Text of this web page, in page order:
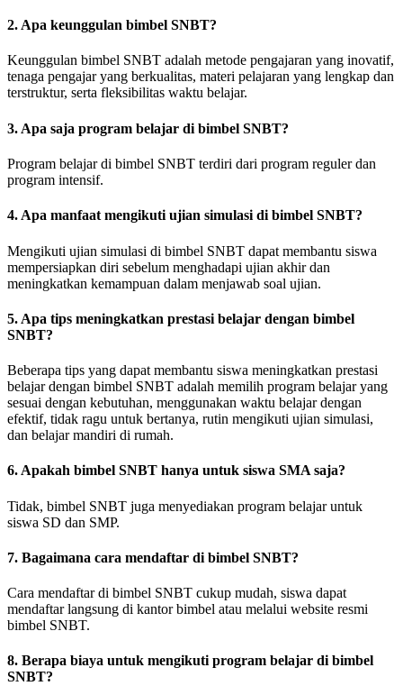
2. Apa keunggulan bimbel SNBT?
Keunggulan bimbel SNBT adalah metode pengajaran yang inovatif,
tenaga pengajar yang berkualitas, materi pelajaran yang lengkap dan
terstruktur, serta fleksibilitas waktu belajar.
3. Apa saja program belajar di bimbel SNBT?
Program belajar di bimbel SNBT terdiri dari program reguler dan
program intensif.
4. Apa manfaat mengikuti ujian simulasi di bimbel SNBT?
Mengikuti ujian simulasi di bimbel SNBT dapat membantu siswa
mempersiapkan diri sebelum menghadapi ujian akhir dan
meningkatkan kemampuan dalam menjawab soal ujian.
5. Apa tips meningkatkan prestasi belajar dengan bimbel
SNBT?
Beberapa tips yang dapat membantu siswa meningkatkan prestasi
belajar dengan bimbel SNBT adalah memilih program belajar yang
sesuai dengan kebutuhan, menggunakan waktu belajar dengan
efektif, tidak ragu untuk bertanya, rutin mengikuti ujian simulasi,
dan belajar mandiri di rumah.
6. Apakah bimbel SNBT hanya untuk siswa SMA saja?
Tidak, bimbel SNBT juga menyediakan program belajar untuk
siswa SD dan SMP.
7. Bagaimana cara mendaftar di bimbel SNBT?
Cara mendaftar di bimbel SNBT cukup mudah, siswa dapat
mendaftar langsung di kantor bimbel atau melalui website resmi
bimbel SNBT.
8. Berapa biaya untuk mengikuti program belajar di bimbel
SNBT?